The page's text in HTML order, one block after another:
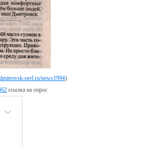
orel.ru/news1994)
ссылка на опрос